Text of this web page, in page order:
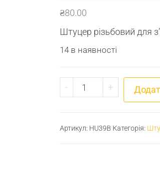
₴80.00
Штуцер різьбовий для
14 в наявності
- Штуцер для шлангу
+
Артикул: HU39B Категорія: